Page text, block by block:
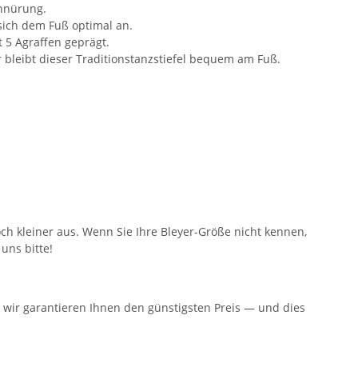
dem Fuß optimal an.
Agraffen geprägt.
dieser Traditionstanzstiefel bequem am Fuß.
kleiner aus. Wenn Sie Ihre Bleyer-Größe nicht kennen,
bitte!
garantieren Ihnen den günstigsten Preis — und dies